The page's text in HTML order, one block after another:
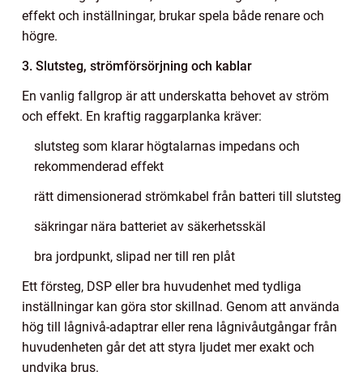
effekt och inställningar, brukar spela både renare och
högre.
3. Slutsteg, strömförsörjning och kablar
En vanlig fallgrop är att underskatta behovet av ström
och effekt. En kraftig raggarplanka kräver:
slutsteg som klarar högtalarnas impedans och
rekommenderad effekt
rätt dimensionerad strömkabel från batteri till slutsteg
säkringar nära batteriet av säkerhetsskäl
bra jordpunkt, slipad ner till ren plåt
Ett försteg, DSP eller bra huvudenhet med tydliga
inställningar kan göra stor skillnad. Genom att använda
hög till lågnivå-adaptrar eller rena lågnivåutgångar från
huvudenheten går det att styra ljudet mer exakt och
undvika brus.